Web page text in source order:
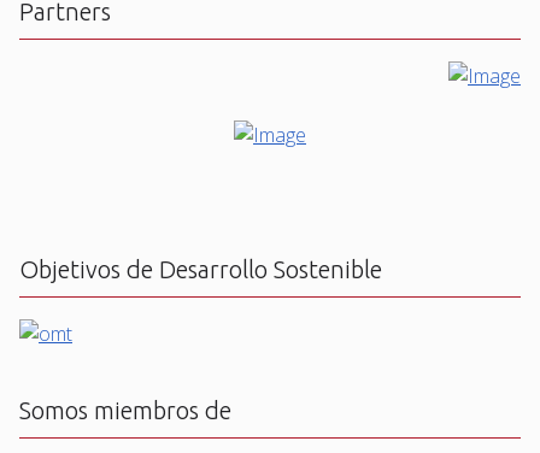
Partners
Objetivos de Desarrollo Sostenible
Somos miembros de